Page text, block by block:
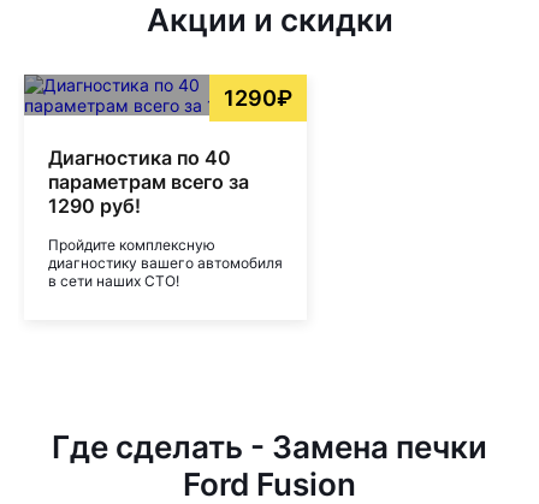
Акции и скидки
1290₽
Диагностика по 40
параметрам всего за
1290 руб!
Пройдите комплексную
диагностику вашего автомобиля
в сети наших СТО!
Где сделать - Замена печки
Ford Fusion